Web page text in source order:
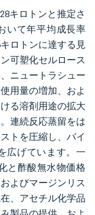
キロトンと推定さ
いて年平均成長率
キロトンに達する見
可塑化セルロース
ニュートラシュー
用量の増加、およ
る溶剤用途の拡大
連続反応蒸留をは
トを圧縮し、バイ
広げています。一
と酢酸無水物価格
よびマージンリス
、アセチル化学品